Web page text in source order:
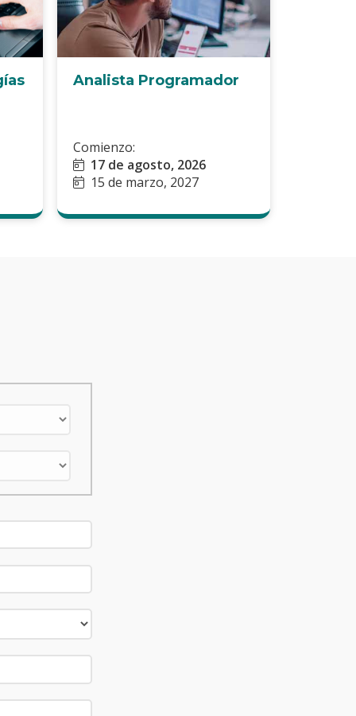
Analista Programador
Comienzo:
17 de agosto, 2026
15 de marzo, 2027